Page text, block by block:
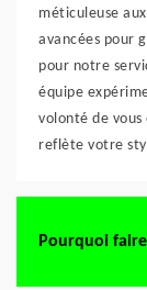
méticuleuse
avancées pour
pour notre
équipe
volonté de
reflète votre
Pourquoi